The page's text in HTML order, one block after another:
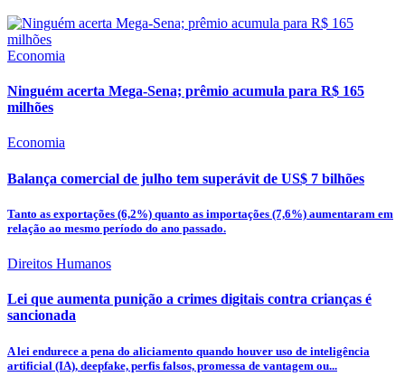
Economia
Ninguém acerta Mega-Sena; prêmio acumula para R$ 165
milhões
Economia
Balança comercial de julho tem superávit de US$ 7 bilhões
Tanto as exportações (6,2%) quanto as importações (7,6%) aumentaram em
relação ao mesmo período do ano passado.
Direitos Humanos
Lei que aumenta punição a crimes digitais contra crianças é
sancionada
A lei endurece a pena do aliciamento quando houver uso de inteligência
artificial (IA), deepfake, perfis falsos, promessa de vantagem ou...